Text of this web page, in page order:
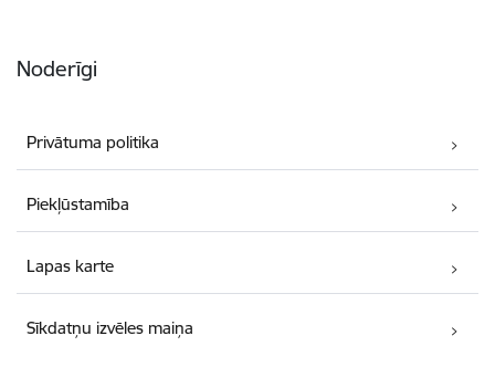
Noderīgi
Privātuma politika
Piekļūstamība
Lapas karte
Sīkdatņu izvēles maiņa